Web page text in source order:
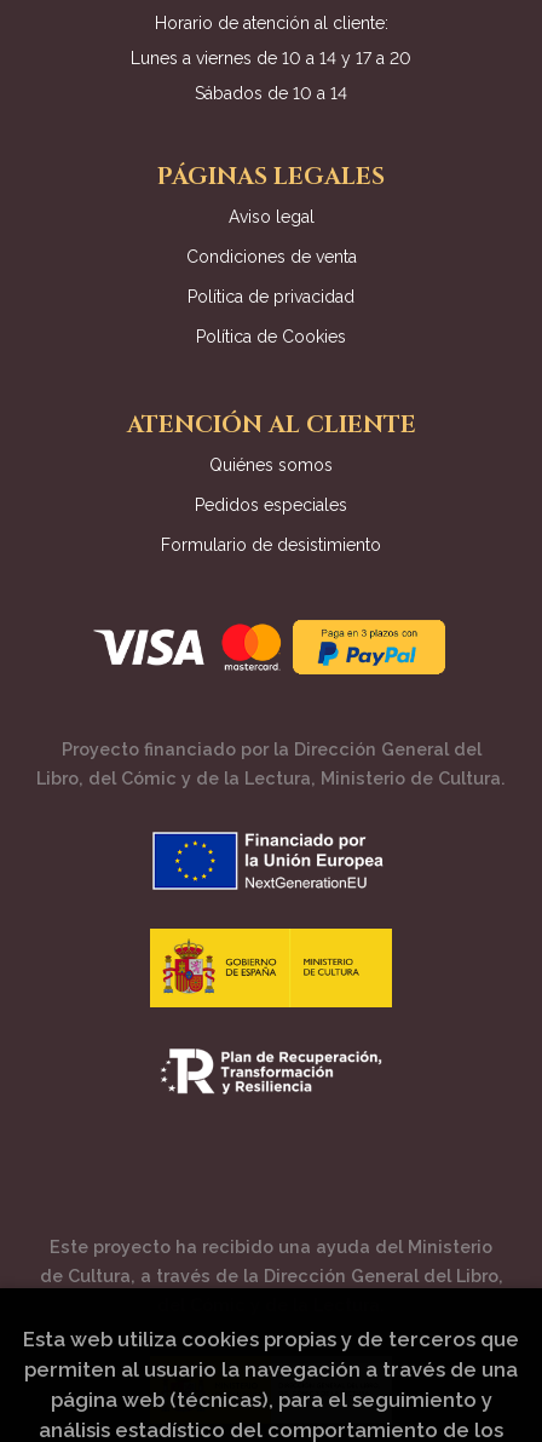
Horario de atención al cliente:
Lunes a viernes de 10 a 14 y 17 a 20
Sábados de 10 a 14
PÁGINAS LEGALES
Aviso legal
Condiciones de venta
Política de privacidad
Política de Cookies
ATENCIÓN AL CLIENTE
Quiénes somos
Pedidos especiales
Formulario de desistimiento
Proyecto financiado por la Dirección General del
Libro, del Cómic y de la Lectura, Ministerio de Cultura.
Este proyecto ha recibido una ayuda del Ministerio
de Cultura, a través de la Dirección General del Libro,
Esta web utiliza cookies propias y de terceros que
permiten al usuario la navegación a través de una
página web (técnicas), para el seguimiento y
análisis estadístico del comportamiento de los